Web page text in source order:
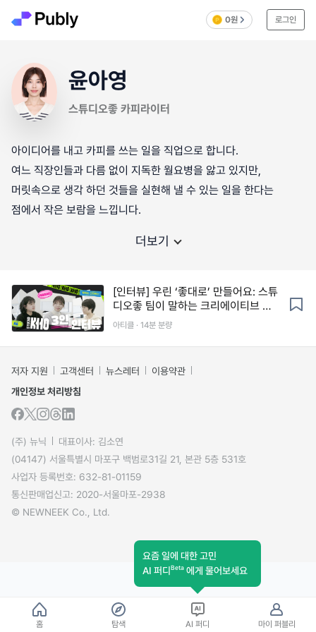
0원 로그인
윤아영
스튜디오좋 카피라이터
아이디어를 내고 카피를 쓰는 일을 직업으로 합니다.
여느 직장인들과 다름 없이 지독한 월요병을 앓고 있지만,
머릿속으로 생각 하던 것들을 실현해 낼 수 있는 일을 한다는
더보기
[인터뷰] 우린 ‘좋대로’ 만들어요: 스튜
디오좋 팀이 말하는 크리에이티브 기
획 노하우
아티클 · 14분 분량
저자 지원 고객센터 뉴스레터
이용약관
개인정보 처리방침
(주) 뉴닉
대표이사: 김소연
(04147) 서울특별시 마포구 백범로31길 21, 본관 5층 531호
사업자 등록번호: 632-81-01159
통신판매업신고: 2020-서울마포-2938
© NEWNEEK Co., Ltd.
홈 탐색
요즘 일에 대한 고민
AI 퍼디Beta 에게 물어보세요
AI 퍼디 마이 퍼블리